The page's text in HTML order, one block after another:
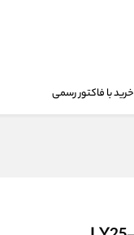
خرید با فاکتور رسمی